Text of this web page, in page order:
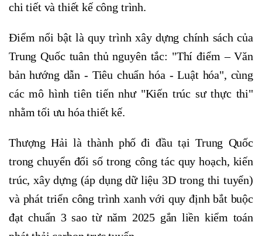
chi tiết và thiết kế công trình.
Điểm nổi bật là quy trình xây dựng chính sách của
Trung Quốc tuân thủ nguyên tắc: "Thí điểm – Văn
bản hướng dẫn - Tiêu chuẩn hóa - Luật hóa", cùng
các mô hình tiên tiến như "Kiến trúc sư thực thi"
nhằm tối ưu hóa thiết kế.
Thượng Hải là thành phố đi đầu tại Trung Quốc
trong chuyển đổi số trong công tác quy hoạch, kiến
trúc, xây dựng (áp dụng dữ liệu 3D trong thi tuyển)
và phát triển công trình xanh với quy định bắt buộc
đạt chuẩn 3 sao từ năm 2025 gắn liền kiểm toán